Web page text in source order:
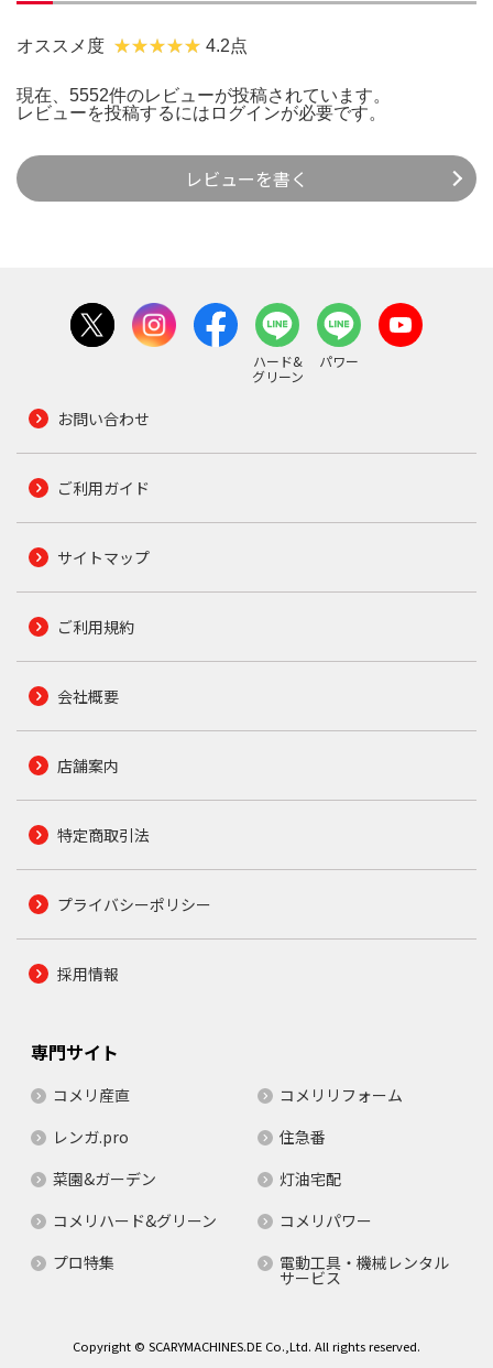
オススメ度 4.2点
現在、5552件のレビューが投稿されています。
レビューを投稿するには ログインが必要です。
レビューを書く
ハード&
グリーン
パワー
お問い合わせ
ご利用ガイド
サイトマップ
ご利用規約
会社概要
店舗案内
特定商取引法
プライバシーポリシー
採用情報
専門サイト
コメリ産直
コメリリフォーム
レンガ.pro
住急番
菜園&ガーデン
灯油宅配
コメリハード&グリーン
コメリパワー
プロ特集
電動工具・機械レンタル
サービス
Copyright © SCARYMACHINES.DE Co.,Ltd. All rights reserved.